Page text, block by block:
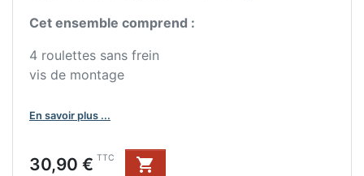
Cet ensemble comprend :
4 roulettes sans frein
vis de montage
En savoir plus ...
Prix
30,90 € TTC
